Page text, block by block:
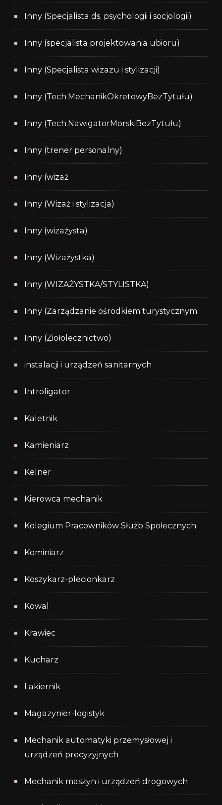
Inny (Specjalista ds. psychologii i socjologii)
Inny (specjalista projektowania ubioru)
Inny (Specjalista wizazu i stylizacji)
Inny (Tech.MechanikOkretowyBezTytułu)
Inny (Tech.NawigatorMorskiBezTytułu)
Inny (trener personalny)
Inny (wizaż
Inny (Wizaż i stylizacja)
Inny (wizażysta)
Inny (Wizażystka)
Inny (WIZAŻYSTKA/STYLISTKA)
Inny (Zarządzanie ośrodkiem turystycznym
Inny (Ziołolecznictwo)
instalacji i urządzeń sanitarnych
Introligator
Kaletnik
Kamieniarz
Kelner
Kierowca mechanik
Kolegium Pracowników Służb Społecznych
Kominiarz
Koszykarz-plecionkarz
Kowal
Krawiec
Kucharz
Lakiernik
Magazynier-logistyk
Mechanik automatyki przemysłowej i
urządzeń precyzyjnych
Mechanik maszyn i urządzeń drogowych